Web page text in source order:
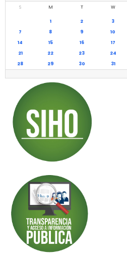
S M T W
1 2 3
7
8 9 10
14
15 16 17
21
22 23 24
28
29 30 31